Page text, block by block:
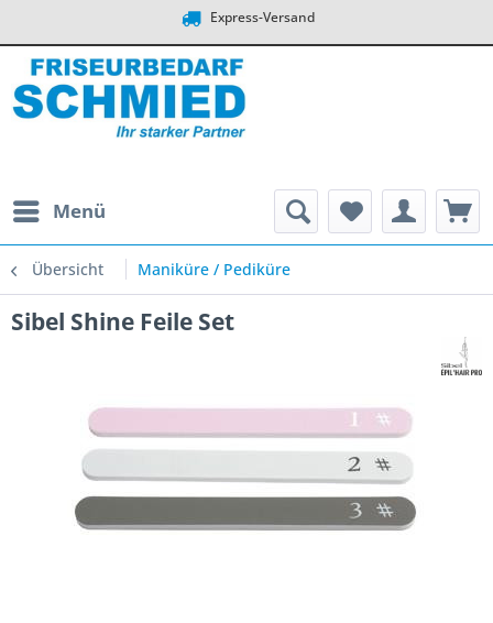
Express-Versand
Menü
Übersicht Maniküre / Pediküre
Sibel Shine Feile Set